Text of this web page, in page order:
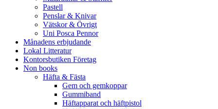
Pastell
Penslar & Knivar
Vätskor & Övrigt
Uni Posca Pennor
Månadens erbjudande
Lokal Litteratur
Kontorsbutiken Företag
Non books
Häfta & Fästa
Gem och gemkoppar
Gummiband
Häftapparat och häftpistol